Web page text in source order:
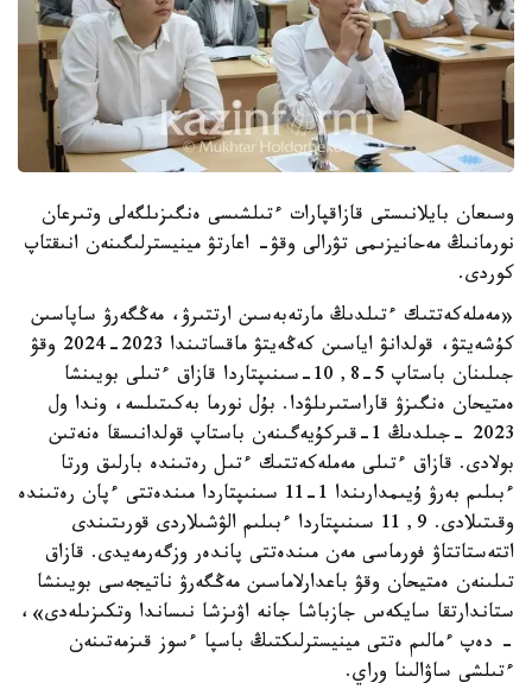
وسىعان بايلانىستى قازاقپارات ءتىلشىسى ەنگىزىلگەلى وتىرعان
نورمانىڭ مەحانيزىمى تۋرالى وقۋ- اعارتۋ مينيسترلىگىنەن انىقتاپ
كوردى.
«مەملەكەتتىك ءتىلدىڭ مارتەبەسىن ارتتىرۋ، مەڭگەرۋ ساپاسىن
كۇشەيتۋ، قولدانۋ اياسىن كەڭەيتۋ ماقساتىندا 2023-2024 وقۋ
جىلىنان باستاپ 5-8, 10-سىنىپتاردا قازاق ءتىلى بويىنشا
ەمتيحان ەنگىزۋ قاراستىرىلۋدا. بۇل نورما بەكىتىلسە، وندا ول
2023 -جىلدىڭ 1-قىركۇيەگىنەن باستاپ قولدانىسقا ەنەتىن
بولادى. قازاق ءتىلى مەملەكەتتىك ءتىل رەتىندە بارلىق ورتا
ءبىلىم بەرۋ ۇيىمدارىندا 1-11 سىنىپتاردا مىندەتتى ءپان رەتىندە
وقىتىلادى. 9, 11 سىنىپتاردا ءبىلىم الۋشىلاردى قورىتىندى
اتتەستاتتاۋ فورماسى مەن مىندەتتى پاندەر وزگەرمەيدى. قازاق
تىلىنەن ەمتيحان وقۋ باعدارلاماسىن مەڭگەرۋ ناتيجەسى بويىنشا
ستاندارتقا سايكەس جازباشا جانە اۋىزشا نىساندا وتكىزىلەدى»،
- دەپ ءمالىم ەتتى مينيسترلىكتىڭ باسپا ءسوز قىزمەتىنەن
ءتىلشى ساۋالىنا وراي.